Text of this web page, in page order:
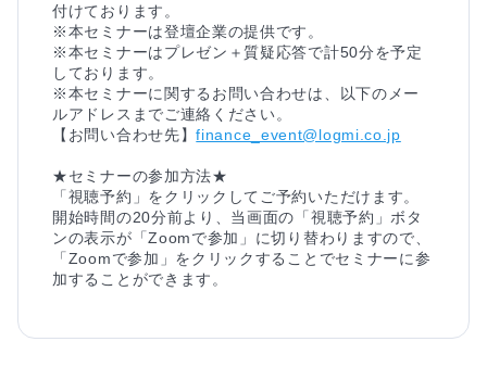
付けております。
※本セミナーは登壇企業の提供です。
※本セミナーはプレゼン＋質疑応答で計50分を予定
しております。
※本セミナーに関するお問い合わせは、以下のメー
ルアドレスまでご連絡ください。
【お問い合わせ先】finance_event@logmi.co.jp
★セミナーの参加方法★
「視聴予約」をクリックしてご予約いただけます。
開始時間の20分前より、当画面の「視聴予約」ボタ
ンの表示が「Zoomで参加」に切り替わりますので、
「Zoomで参加」をクリックすることでセミナーに参
加することができます。